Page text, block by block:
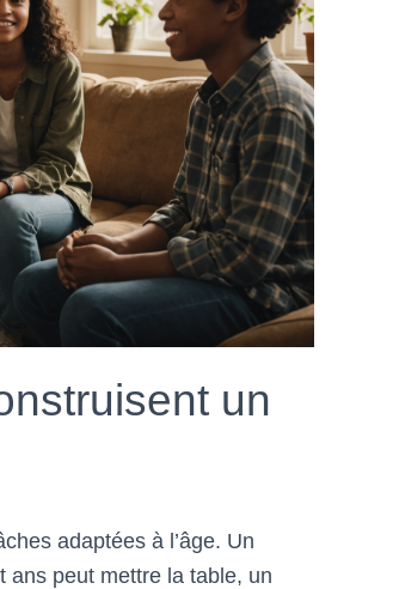
un
adaptées à l’âge. Un
ans peut mettre la table, un